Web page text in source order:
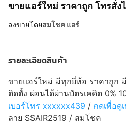
ขายแอร์ใหม่ ราคาถูก โทรสั่ง
ลงขายโดยสมโชค แอร์
รายละเอียดสินค้า
ขายแอร์ใหม่ มีทุกยี่ห้อ ราคาถูก
ติดตั้ง ผ่อนได้ผ่านบัตรเคดิต 0%
เบอร์โทร xxxxxx439 / กดเพื่อดู
ลาย SSAIR2519 / สมโชค